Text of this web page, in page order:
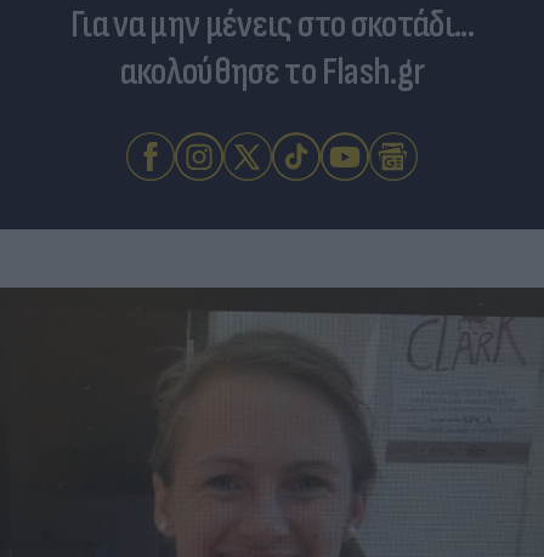
Για να μην μένεις στο σκοτάδι...
ακολούθησε το Flash.gr